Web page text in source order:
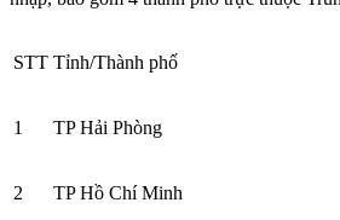
STT Tỉnh/Thành phố
1 TP Hải Phòng
2 TP Hồ Chí Minh